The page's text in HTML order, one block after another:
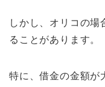
しかし、オリコの場
ることがあります。
特に、借金の金額が